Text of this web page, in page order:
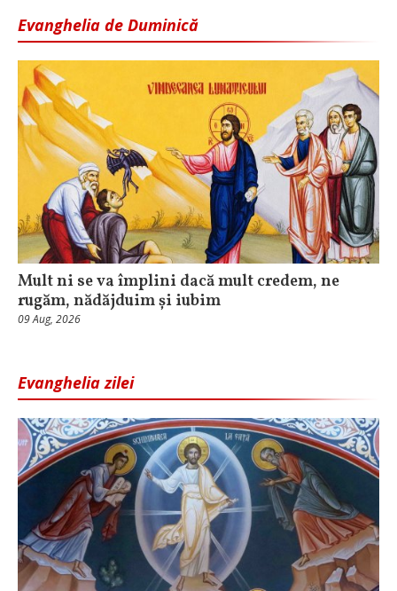
Evanghelia de Duminică
Mult ni se va împlini dacă mult credem, ne
rugăm, nădăjduim și iubim
09 Aug, 2026
Evanghelia zilei